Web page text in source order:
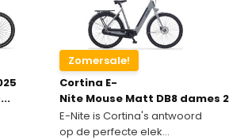
Zomersale!
Cortina E-
Nite Mouse Matt DB8 dames
E-Nite is Cortina's antwoord
op de perfecte elek...